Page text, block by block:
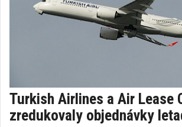
Turkish Airlines a Air Lease
zredukovaly objednávky